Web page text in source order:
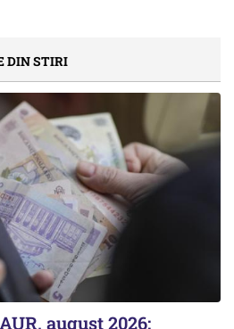
DIN STIRI
august 2026: